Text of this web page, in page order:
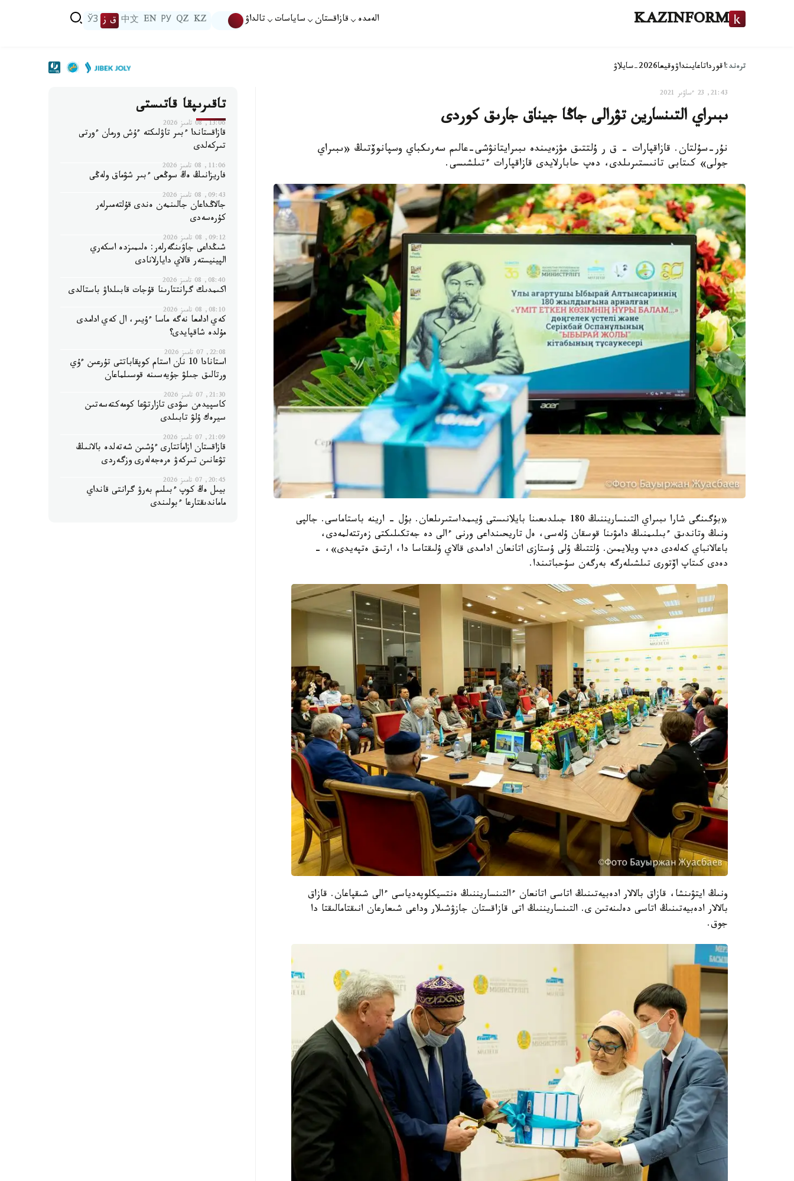
KAZINFORM الەمدە قازاقستان ساياسات تالداۋ KZ
QZ
РУ
EN
中文 ق ز ЎЗ
ترەند:اقورداتاعايىنداۋوقيعا2026-سايلاۋ
21:43, 23 ءساۋىر 2021
ىبىراي التىنسارين تۋرالى جاڭا جيناق جارىق كوردى
نۇر-سۇلتان. قازاقپارات - ق ر ۇلتتىق مۋزەيىندە ىبىرايتانۋشى-عالىم سەرىكباي وسپانوۆتىڭ «ىبىراي
جولى» كىتابى تانىستىرىلدى، دەپ حابارلايدى قازاقپارات ءتىلشىسى.
«بۇگىنگى شارا ىبىراي التىنساريننىڭ 180 جىلدىعىنا بايلانىستى ۇيىمداستىرىلعان. بۇل - ارينە باستاماسى. جالپى
ونىڭ وتاندىق ءبىلىمنىڭ دامۋىنا قوسقان ۇلەسى، ەل تاريحىنداعى ورنى ءالى دە جەتكىلىكتى زەرتتەلمەدى،
باعالانباي كەلەدى دەپ ويلايمىن. ۇلتتىڭ ۇلى ۇستازى اتانعان ادامدى قالاي ۇلىقتاسا دا، ارتىق ەتپەيدى»، -
دەدى كىتاپ اۆتورى تىلشىلەرگە بەرگەن سۇحباتىندا.
ونىڭ ايتۋىنشا، قازاق بالالار ادەبيەتىنىڭ اتاسى اتانعان ءالتىنساريننىڭ ەنتسيكلوپەدياسى ءالى شىقپاعان. قازاق
بالالار ادەبيەتىنىڭ اتاسى دەلىنەتىن ى. التىنساريننىڭ اتى قازاقستان جازۋشىلار وداعى شىعارعان انىقتامالىقتا دا
جوق.
تاقىرىپقا قاتىستى
13:06, 08 تامىز 2026
قازاقستاندا ءبىر تاۋلىكتە ءۇش ورمان ءورتى
تىركەلدى
11:06, 08 تامىز 2026
فاريزانىڭ ەڭ سوڭعى ءبىر شۋماق ولەڭى
09:43, 08 تامىز 2026
جالاڭداعان جالىنمەن ەندى قۇلتەمىرلەر
كۇرەسەدى
09:12, 08 تامىز 2026
شىڭداعى جاۋىنگەرلەر: ەلىمىزدە اسكەري
الپينيستەر قالاي دايارلانادى
08:40, 08 تامىز 2026
اكىمدىك گرانتتارىنا قۇجات قابىلداۋ باستالدى
08:10, 08 تامىز 2026
كەي ادامعا نەگە ماسا ءۇيىر، ال كەي ادامدى
مۇلدە شاقپايدى؟
22:08, 07 تامىز 2026
استانادا 10 نان استام كوپقاباتتى تۇرعىن ءۇي
ورتالىق جىلۋ جۇيەسىنە قوسىلماعان
21:30, 07 تامىز 2026
كاسپيدەن سۋدى تازارتۋعا كومەكتەسەتىن
سيرەك ۇلۋ تابىلدى
21:09, 07 تامىز 2026
قازاقستان ازاماتتارى ءۇشىن شەتەلدە بالانىڭ
تۋعانىن تىركەۋ ەرەجەلەرى وزگەردى
20:45, 07 تامىز 2026
بيىل ەڭ كوپ ءبىلىم بەرۋ گرانتى قانداي
ماماندىقتارعا ءبولىندى